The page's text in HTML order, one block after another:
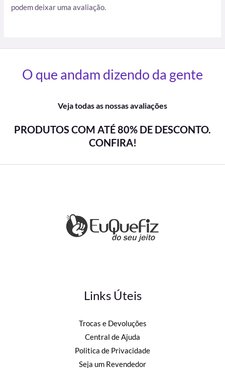
podem deixar uma avaliação.
O que andam dizendo da gente
Veja todas as nossas avaliações
PRODUTOS COM ATÉ 80% DE DESCONTO.
CONFIRA!
Links Úteis
Trocas e Devoluções
Central de Ajuda
Politica de Privacidade
Seja um Revendedor